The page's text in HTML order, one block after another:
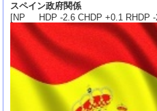
スペイン政府関係
[NP HDP -2.6 CHDP +0.1 RHDP -